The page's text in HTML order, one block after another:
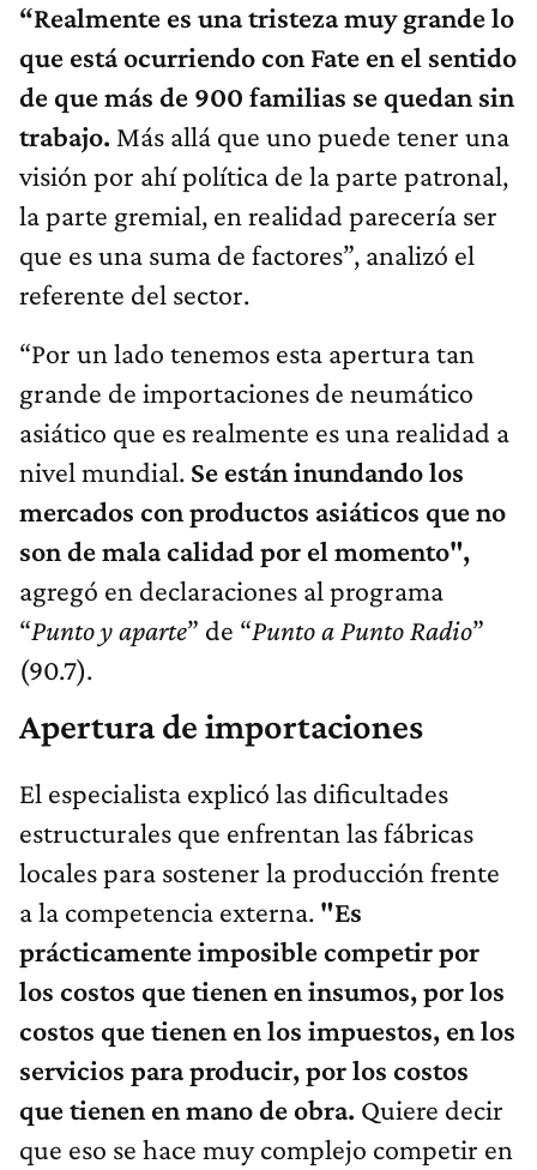
“Realmente es una tristeza muy grande lo
que está ocurriendo con Fate en el sentido
de que más de 900 familias se quedan sin
trabajo. Más allá que uno puede tener una
visión por ahí política de la parte patronal,
la parte gremial, en realidad parecería ser
que es una suma de factores”, analizó el
referente del sector.
“Por un lado tenemos esta apertura tan
grande de importaciones de neumático
asiático que es realmente es una realidad a
nivel mundial. Se están inundando los
mercados con productos asiáticos que no
son de mala calidad por el momento",
agregó en declaraciones al programa
“Punto y aparte” de “Punto a Punto Radio”
(90.7).
Apertura de importaciones
El especialista explicó las dificultades
estructurales que enfrentan las fábricas
locales para sostener la producción frente
a la competencia externa. "Es
prácticamente imposible competir por
los costos que tienen en insumos, por los
costos que tienen en los impuestos, en los
servicios para producir, por los costos
que tienen en mano de obra. Quiere decir
que eso se hace muy complejo competir en